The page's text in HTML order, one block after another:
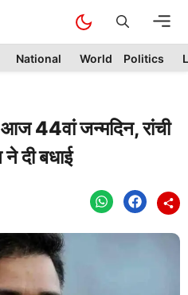
National World Politics
44वां जन्मदिन, रांची
दी बधाई